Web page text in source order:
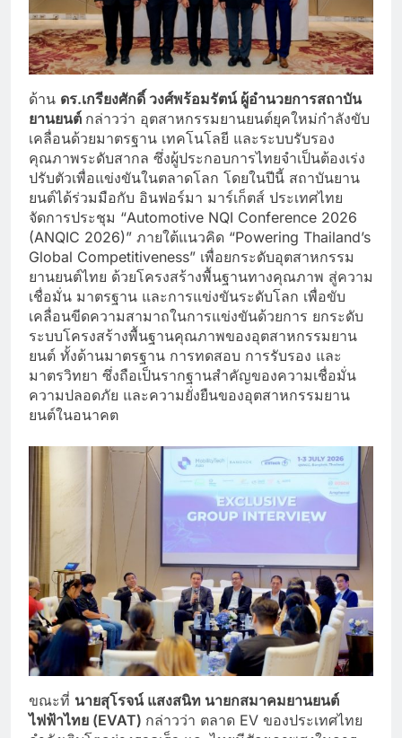
ด้าน ดร.เกรียงศักดิ์ วงศ์พร้อมรัตน์ ผู้อำนวยการสถาบัน
ยานยนต์ กล่าวว่า อุตสาหกรรมยานยนต์ยุคใหม่กำลังขับ
เคลื่อนด้วยมาตรฐาน เทคโนโลยี และระบบรับรอง
คุณภาพระดับสากล ซึ่งผู้ประกอบการไทยจำเป็นต้องเร่ง
ปรับตัวเพื่อแข่งขันในตลาดโลก โดยในปีนี้ สถาบันยาน
ยนต์ได้ร่วมมือกับ อินฟอร์มา มาร์เก็ตส์ ประเทศไทย
จัดการประชุม “Automotive NQI Conference 2026
(ANQIC 2026)” ภายใต้แนวคิด “Powering Thailand’s
Global Competitiveness” เพื่อยกระดับอุตสาหกรรม
ยานยนต์ไทย ด้วยโครงสร้างพื้นฐานทางคุณภาพ สู่ความ
เชื่อมั่น มาตรฐาน และการแข่งขันระดับโลก เพื่อขับ
เคลื่อนขีดความสามาถในการแข่งขันด้วยการ ยกระดับ
ระบบโครงสร้างพื้นฐานคุณภาพของอุตสาหกรรมยาน
ยนต์ ทั้งด้านมาตรฐาน การทดสอบ การรับรอง และ
มาตรวิทยา ซึ่งถือเป็นรากฐานสำคัญของความเชื่อมั่น
ความปลอดภัย และความยั่งยืนของอุตสาหกรรมยาน
ยนต์ในอนาคต
ขณะที่ นายสุโรจน์ แสงสนิท นายกสมาคมยานยนต์
ไฟฟ้าไทย (EVAT) กล่าวว่า ตลาด EV ของประเทศไทย